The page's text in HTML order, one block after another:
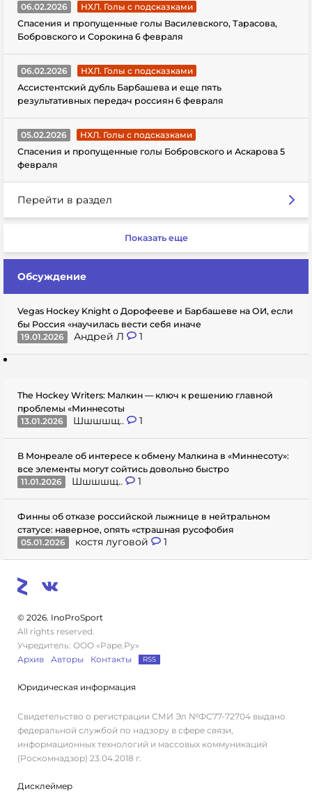
06.02.2026
НХЛ. Голы с подсказками
Спасения и пропущенные голы Василевского, Тарасова,
Бобровского и Сорокина 6 февраля
06.02.2026
НХЛ. Голы с подсказками
Ассистентский дубль Барбашева и еще пять
результативных передач россиян 6 февраля
05.02.2026
НХЛ. Голы с подсказками
Спасения и пропущенные голы Бобровского и Аскарова 5
февраля
Перейти в раздел
Показать еще
Обсуждение
Vegas Hockey Knight о Дорофееве и Барбашеве на ОИ, если
бы Россия «научилась вести себя иначе
19.01.2026
Андрей Л 1
The Hockey Writers: Малкин — ключ к решению главной
проблемы «Миннесоты
13.01.2026
Шшшшщ.. 1
В Монреале об интересе к обмену Малкина в «Миннесоту»:
все элементы могут сойтись довольно быстро
11.01.2026
Шшшшщ.. 1
Финны об отказе российской лыжнице в нейтральном
статусе: наверное, опять «страшная русофобия
05.01.2026
костя луговой 1
© 2026. InoProSport
All rights reserved.
Учредитель: ООО «Раре.Ру»
Архив
Авторы Контакты RSS
Юридическая информация
Свидетельство о регистрации СМИ Эл №ФС77-72704 выдано
федеральной службой по надзору в сфере связи,
информационных технологий и массовых коммуникаций
(Роскомнадзор) 23.04.2018 г.
Дисклеймер